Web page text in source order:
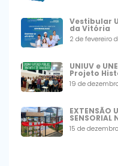
Vestibular
da Vitória
2 de fevereiro
UNIUV e
Projeto
19 de
EXTENSÃO
SENSORIAL
15 de